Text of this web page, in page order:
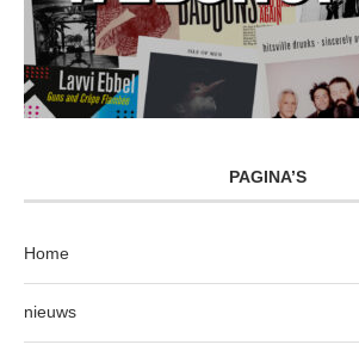
PAGINA’S
Home
nieuws